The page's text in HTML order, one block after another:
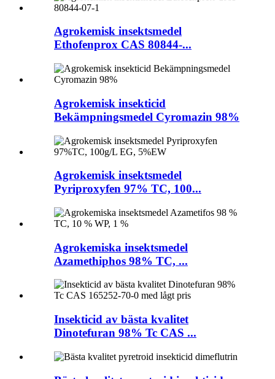
Agrokemisk insektsmedel
Ethofenprox CAS 80844-...
Agrokemisk insekticid
Bekämpningsmedel Cyromazin 98%
Agrokemisk insektsmedel
Pyriproxyfen 97% TC, 100...
Agrokemiska insektsmedel
Azamethiphos 98% TC, ...
Insekticid av bästa kvalitet
Dinotefuran 98% Tc CAS ...